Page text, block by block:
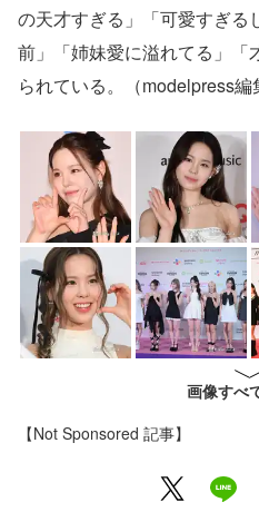
の天才すぎる」「可愛すぎる
前」「姉妹愛に溢れてる」「
られている。（modelpress編
画像すべ
【Not Sponsored 記事】